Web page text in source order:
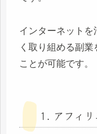
インターネットを
く取り組める副
ことが可能です。
1. アフィ